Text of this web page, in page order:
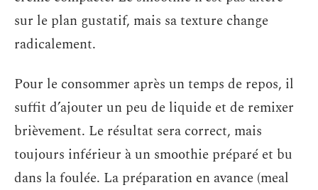
sur le plan gustatif, mais sa texture change
radicalement.
Pour le consommer après un temps de repos, il
suffit d’ajouter un peu de liquide et de remixer
brièvement. Le résultat sera correct, mais
toujours inférieur à un smoothie préparé et bu
dans la foulée. La préparation en avance (meal